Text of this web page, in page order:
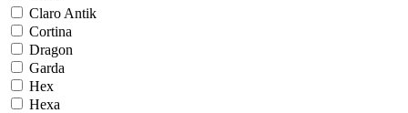
Claro Antik
Cortina
Dragon
Garda
Hex
Hexa